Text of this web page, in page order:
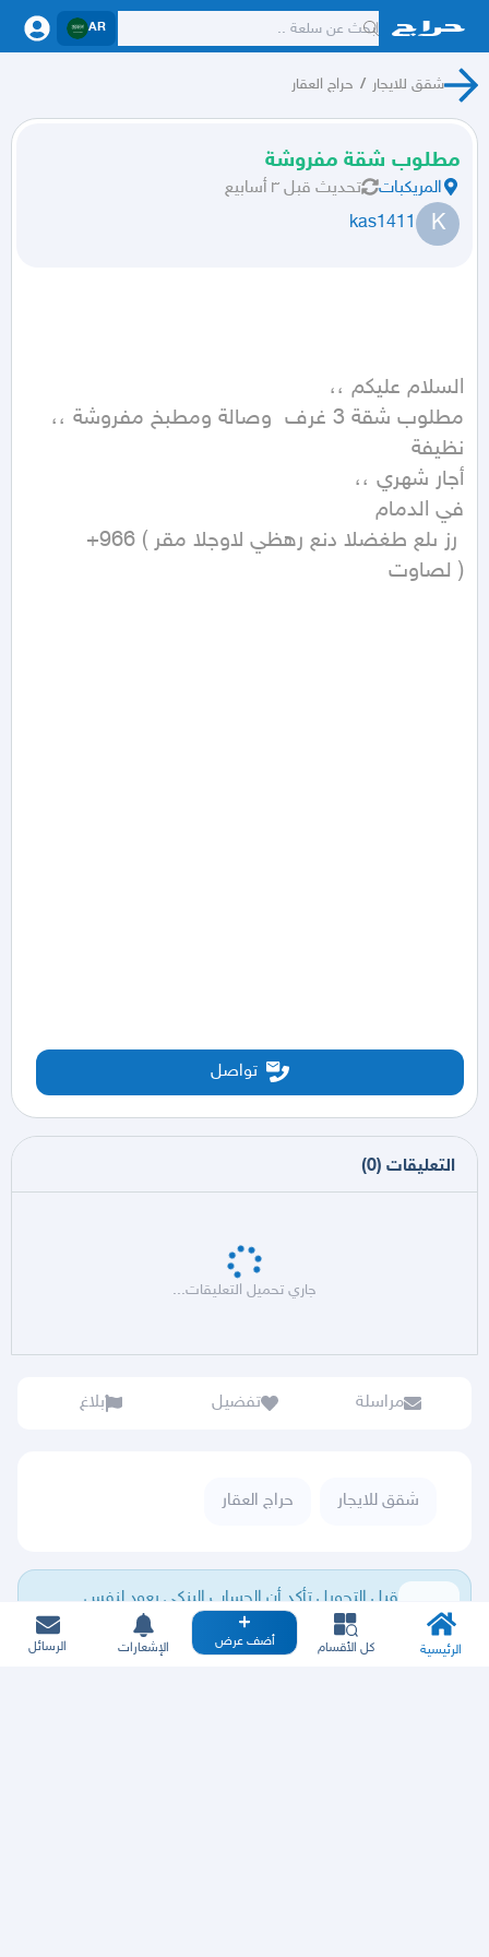
AR
شقق للايجار / حراج العقار
مطلوب شقة مفروشة
المريكبات تحديث قبل ٣ أسابيع
K
kas1411
‭+966 ( رقم الجوال يظهر عند الضغط على زر
تواصل ) ‬
تواصل
التعليقات (
0
)
جاري تحميل التعليقات...
مراسلة تفضيل بلاغ
شقق للايجار حراج العقار
قبل التحويل تأكد أن الحساب البنكي يعود لنفس
الشخص الذي تتفاوض معه.
الرئيسية كل الأقسام أضف عرض الإشعارات الرسائل